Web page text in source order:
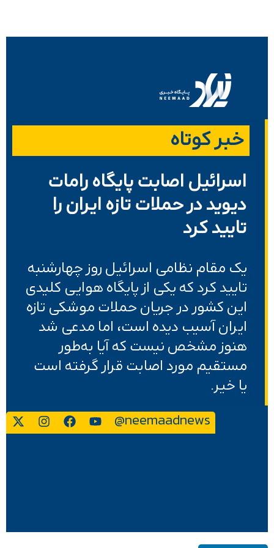
خبر کوتاه
اسرائیل اصابت پایگاه رامات
دیوید در حملات تازه ایران را
تایید کرد
یک مقام نظامی اسرائیل روز چهارشنبه
تایید کرد که یکی از پایگاه هوایی کلیدی
این کشور در جریان حملات موشکی تازه
ایران آسیب دیده است، اما مدعی شد
هنوز مشخص نیست که آیا به‌طور
مستقیم مورد اصابت قرار گرفته است
یا خیر.
@neemaadnews